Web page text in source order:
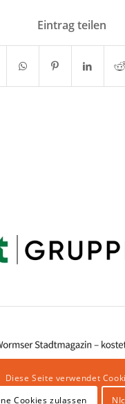
Eintrag teilen
Diese Seite verwendet
Cookies zulassen